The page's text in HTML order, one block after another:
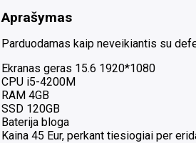
Aprašymas
Parduodamas kaip neveikiantis su
Ekranas geras 15.6 1920*1080
CPU i5-4200M
RAM 4GB
SSD 120GB
Baterija bloga
Kaina 45 Eur, perkant tiesiogiai per